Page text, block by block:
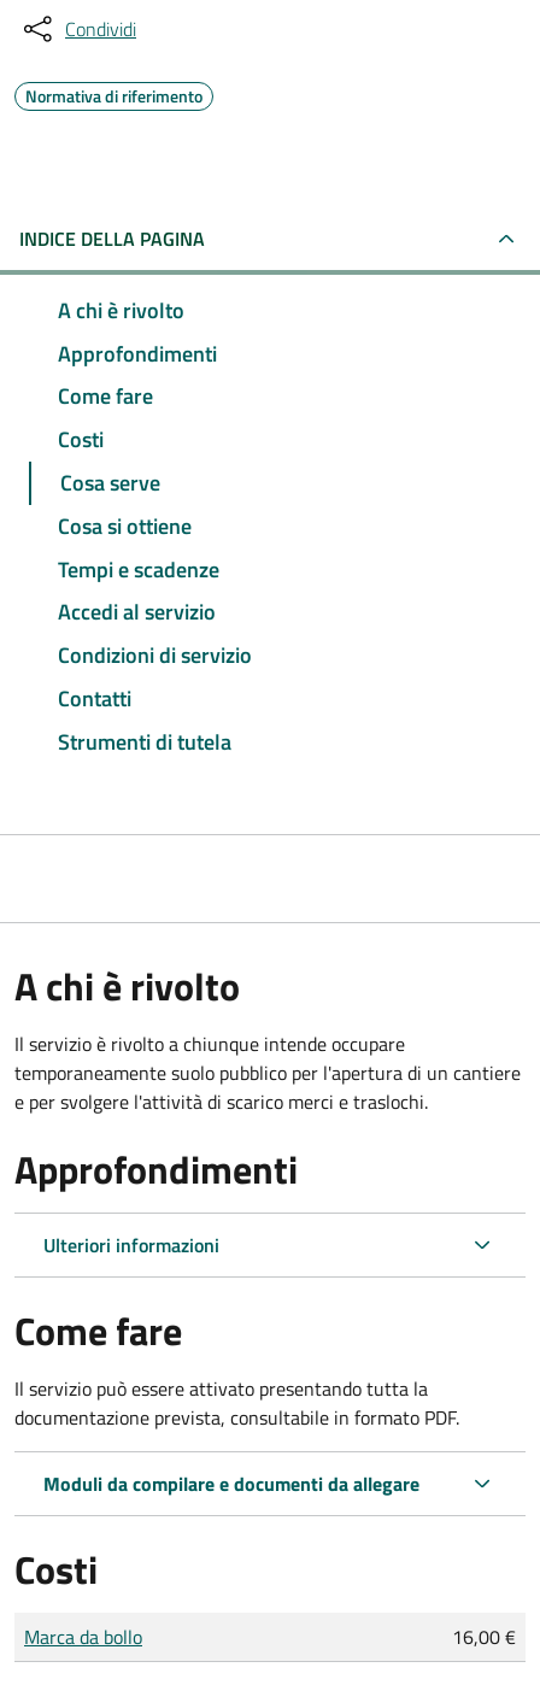
Condividi
Normativa di riferimento
INDICE DELLA PAGINA
A chi è rivolto
Approfondimenti
Come fare
Costi
Cosa serve
Cosa si ottiene
Tempi e scadenze
Accedi al servizio
Condizioni di servizio
Contatti
Strumenti di tutela
A chi è rivolto
Il servizio è rivolto a chiunque intende occupare
temporaneamente suolo pubblico per l'apertura di un cantiere
e per svolgere l'attività di scarico merci e traslochi.
Approfondimenti
Ulteriori informazioni
Come fare
Il servizio può essere attivato presentando tutta la
documentazione prevista, consultabile in formato PDF.
Moduli da compilare e documenti da allegare
Costi
Tipo di pagamento
Importo
Marca da bollo 16,00 €